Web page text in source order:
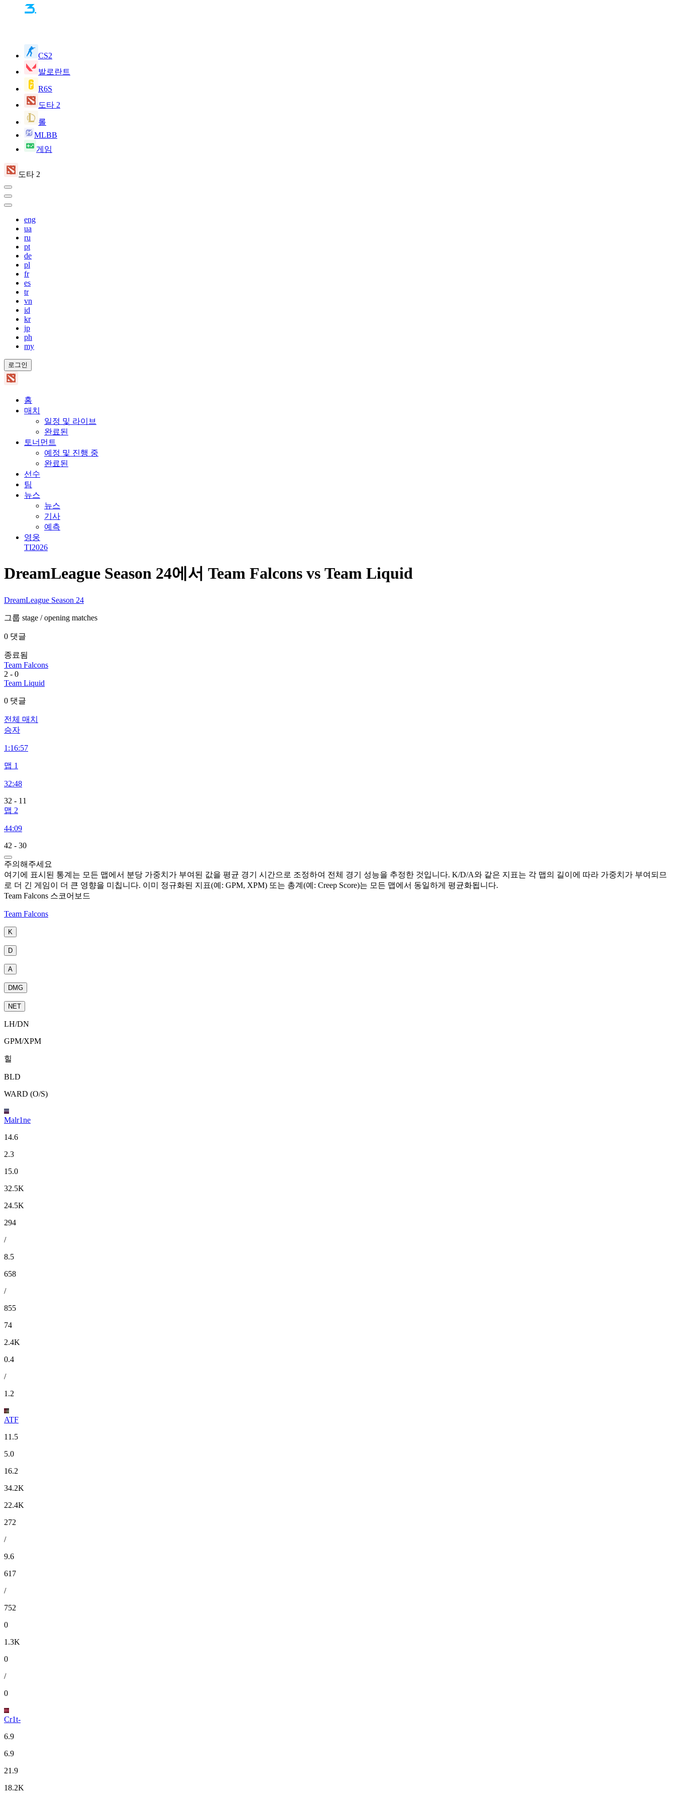
CS2
발로란트
R6S
도타 2
롤
MLBB
게임
도타 2
eng
ua
ru
pt
de
pl
fr
es
tr
vn
id
kr
jp
ph
my
로그인
홈
매치
일정 및 라이브
완료된
토너먼트
예정 및 진행 중
완료된
선수
팀
뉴스
뉴스
기사
예측
영웅
TI2026
DreamLeague Season 24에서 Team Falcons vs Team Liquid
DreamLeague Season 24
그룹 stage / opening matches
0 댓글
종료됨
Team Falcons
2 - 0
Team Liquid
0 댓글
전체 매치
승자
1:16:57
맵 1
32:48
32 - 11
맵 2
44:09
42 - 30
주의해주세요
여기에 표시된 통계는 모든 맵에서 분당 가중치가 부여된 값을 평균 경기 시간으로 조정하여 전체 경기 성능을 추정한 것입니다. K/D/A와 같은 지표는 각 맵의 길이에 따라 가중치가 부여되므
로 더 긴 게임이 더 큰 영향을 미칩니다. 이미 정규화된 지표(예: GPM, XPM) 또는 총계(예: Creep Score)는 모든 맵에서 동일하게 평균화됩니다.
Team Falcons 스코어보드
Team Falcons
K
D
A
DMG
NET
LH/DN
GPM/XPM
힐
BLD
WARD (O/S)
Malr1ne
14.6
2.3
15.0
32.5K
24.5K
294
/
8.5
658
/
855
74
2.4K
0.4
/
1.2
ATF
11.5
5.0
16.2
34.2K
22.4K
272
/
9.6
617
/
752
0
1.3K
0
/
0
Cr1t-
6.9
6.9
21.9
18.2K